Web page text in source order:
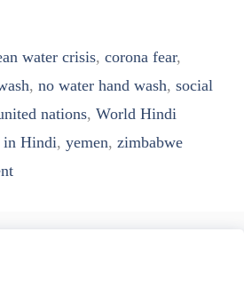
water crisis, corona fear,
, no water hand wash, social
nations, World Hindi
in Hindi, yemen, zimbabwe